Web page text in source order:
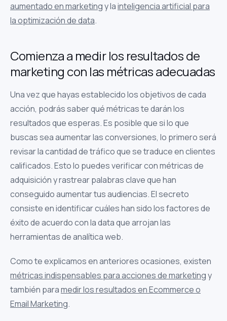
aumentado en marketingy lainteligencia artificial para
la optimización de data.
Comienza a medir los resultados de
marketing con las métricas adecuadas
Una vez que hayas establecido los objetivos de cada
acción, podrás saber qué métricas te darán los
resultados que esperas. Es posible que si lo que
buscas sea aumentar las conversiones, lo primero será
revisar la cantidad de tráfico que se traduce en clientes
calificados. Esto lo puedes verificar con métricas de
adquisición y rastrear palabras clave que han
conseguido aumentar tus audiencias. El secreto
consiste en identificar cuáles han sido los factores de
éxito de acuerdo con la data que arrojan las
herramientas de analítica web.
Como te explicamos en anteriores ocasiones, existen
métricas indispensables para acciones de marketingy
también paramedir los resultados en Ecommerce o
Email Marketing.